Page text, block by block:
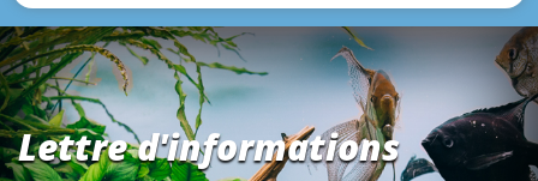
Lettre d'informations